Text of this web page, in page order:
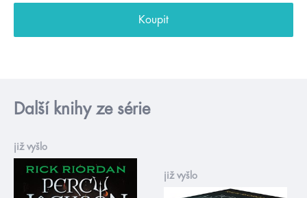
Koupit
Další knihy ze série
již vyšlo
již vyšlo